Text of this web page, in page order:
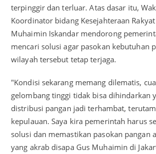
terpinggir dan terluar. Atas dasar itu,
Koordinator bidang Kesejahteraan
Muhaimin Iskandar mendorong
mencari solusi agar pasokan kebutuhan
wilayah tersebut tetap terjaga.
"Kondisi sekarang memang dilematis,
gelombang tinggi tidak bisa dihindarkan
distribusi pangan jadi terhambat,
kepulauan. Saya kira pemerintah harus
solusi dan memastikan pasokan pangan
yang akrab disapa Gus Muhaimin di